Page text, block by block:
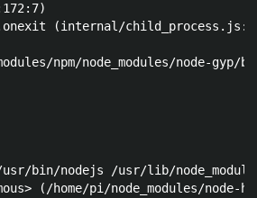
(internal/
npm/node_modules/node-
nodejs /usr/lib/
(/home/pi/node_modules/